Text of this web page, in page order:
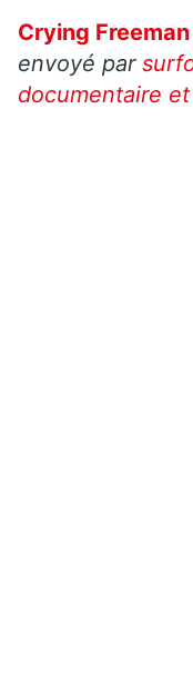
Crying
envoyé par
documentaire